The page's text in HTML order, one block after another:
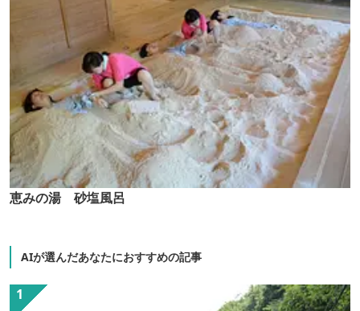
恵みの湯 砂塩風呂
AIが選んだあなたにおすすめの記事